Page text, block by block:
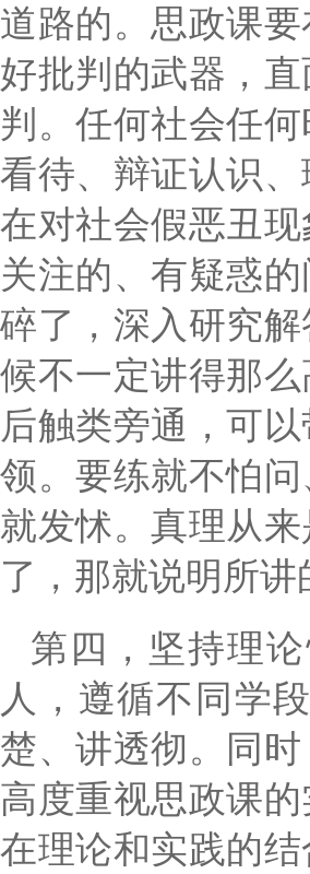
道路的。思政课
好批判的武器，
判。任何社会任
看待、辩证认识
在对社会假恶丑
关注的、有疑惑
碎了，深入研究
候不一定讲得那
后触类旁通，可
领。要练就不怕
就发怵。真理从
了，那就说明所
第四，坚持理
人，遵循不同学
楚、讲透彻。同
高度重视思政课
在理论和实践的